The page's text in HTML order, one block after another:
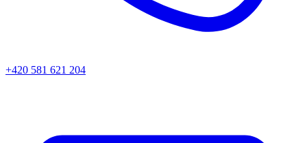
+420 581 621 204